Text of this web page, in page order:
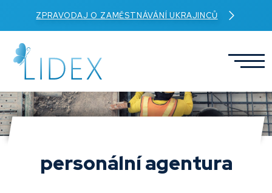
ZPRAVODAJ O ZAMĚSTNÁVÁNÍ UKRAJINCŮ
personální agentura